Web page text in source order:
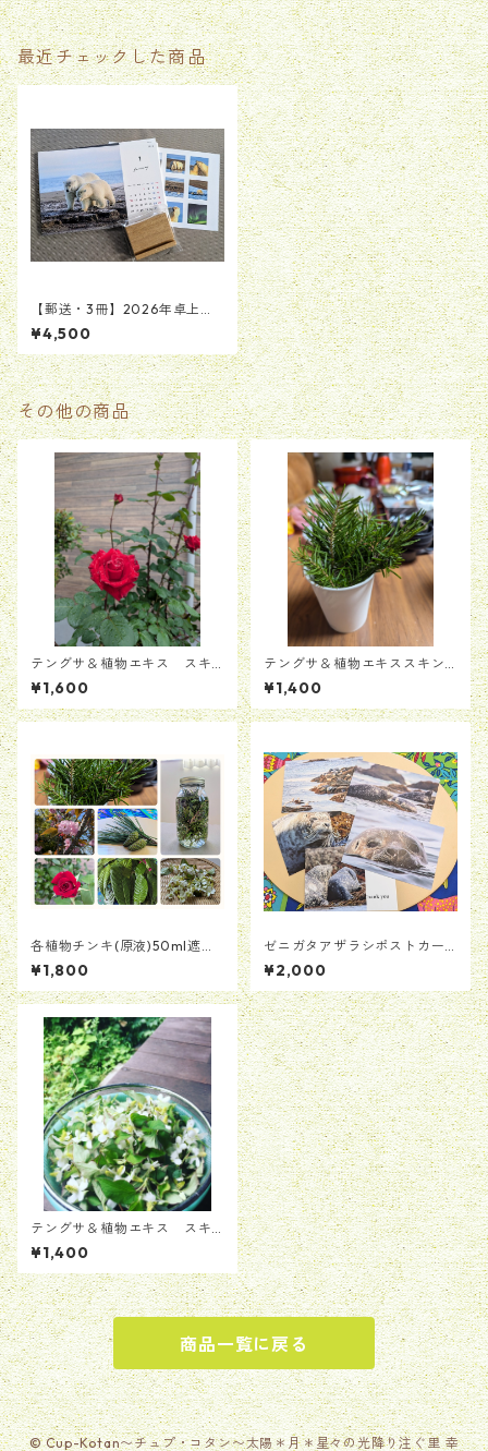
最近チェックした商品
【郵送・3冊】2026年卓上カ
レンダー✣ナヌーク(1月はじま
り）
¥4,500
その他の商品
テングサ＆植物エキス スキ
ンジェル(サクラ＆バラ）
¥1,600
テングサ＆植物エキススキン
ジェル(ローズマリー＆アロエ
ベラ）25ml
¥1,400
各植物チンキ(原液)50ml遮光
瓶
¥1,800
ゼニガタアザラシポストカー
ド＆ピアス
¥2,000
テングサ＆植物エキス スキ
ンジェル(ドクダミ＆クロマ
ツ）
¥1,400
商品一覧に戻る
© Cup-Kotan〜チュプ・コタン〜太陽＊月＊星々の光降り注ぐ里 幸